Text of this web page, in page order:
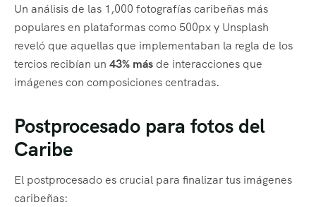
Un análisis de las 1,000 fotografías caribeñas más
populares en plataformas como 500px y Unsplash
reveló que aquellas que implementaban la regla de los
tercios recibían un 43% más de interacciones que
imágenes con composiciones centradas.
Postprocesado para fotos del
Caribe
El postprocesado es crucial para finalizar tus imágenes
caribeñas: